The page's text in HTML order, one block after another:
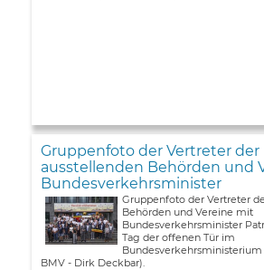
Gruppenfoto der Vertreter der
ausstellenden Behörden und
Bundesverkehrsminister
Gruppenfoto der Vertreter
Behörden und Vereine mit
Bundesverkehrsminister
Tag der offenen Tür im
Bundesverkehrsministerium
BMV - Dirk Deckbar).